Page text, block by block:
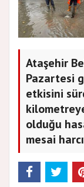
Ataşehir
Pazartesi
etkisini
olduğu
mesai